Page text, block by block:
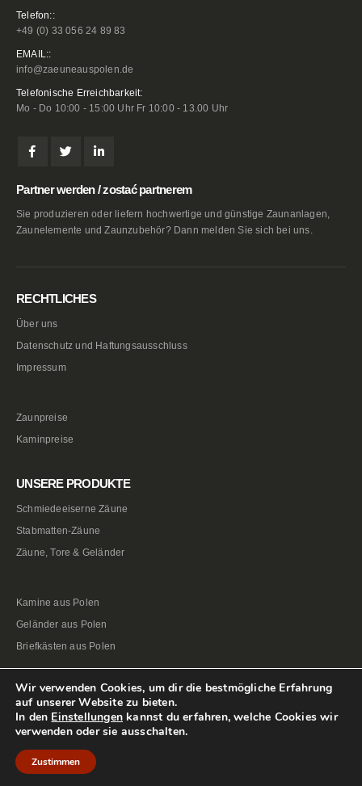
Telefon::
+49 (0) 33 056 24 89 83
EMAIL::
info@zaeuneauspolen.de
Telefonische Erreichbarkeit:
Mo - Do 10:00 - 15:00 Uhr Fr 10:00 - 13.00 Uhr
Partner werden / zostać partnerem
Sie produzieren oder liefern hochwertige und günstige Zaunanlagen,
Zaunelemente und Zaunzubehör? Dann melden Sie sich bei uns.
RECHTLICHES
Über uns
Datenschutz und Haftungsausschluss
Impressum
Zaunpreise
Kaminpreise
UNSERE PRODUKTE
Schmiedeeiserne Zäune
Stabmatten-Zäune
Zäune, Tore & Geländer
Kamine aus Polen
Geländer aus Polen
Briefkästen aus Polen
© 2012-2024 ZäuneAusPolen.de
Wir verwenden Cookies, um dir die bestmögliche Erfahrung
auf unserer Website zu bieten.
In den Einstellungen kannst du erfahren, welche Cookies wir
verwenden oder sie ausschalten.
Zustimmen